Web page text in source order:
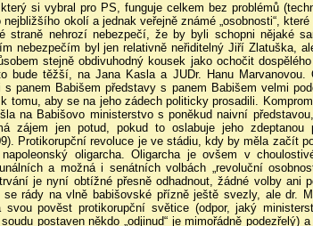
si vybral pro PS, funguje celkem bez problémů
okolí a jednak veřejně známé „osobnosti“, které
straně nehrozí nebezpečí, že by byli schopni nějaké
nebezpečím byl jen relativně neřiditelný Jiří Zlatuška,
stejně obdivuhodný kousek jako ochočit dospělého
bude těžší, na Jana Kasla a JUDr. Hanu Marvanovou.
panem Babišem představy s panem Babišem velmi
tomu, aby se na jeho zádech politicky prosadili.
na Babišovo ministerstvo s poněkud naivní
zájem jen potud, pokud to oslabuje jeho zdeptanou
Protikorupční revoluce je ve stádiu, kdy by měla začít
oligarcha. Oligarcha je ovšem v
a možná i senátních volbách „revoluční
je nyní obtížné přesně odhadnout, žádné volby ani
se rády na vlně babišovské přízně ještě svezly, ale dr.
pověst protikorupční světice (odpor, jaký
postaven někdo „odjinud“ je mimořádně podezřelý) a